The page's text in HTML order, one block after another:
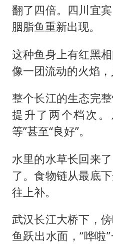
翻了四倍。四川宜
胭脂鱼重新出现。
这种鱼身上有红黑
像一团流动的火焰，
整个长江的生态完
提升了两个档次。
等”甚至“良好”。
水里的水草长回来
了。食物链从最底
往上补。
武汉长江大桥下，
鱼跃出水面，“哗啦